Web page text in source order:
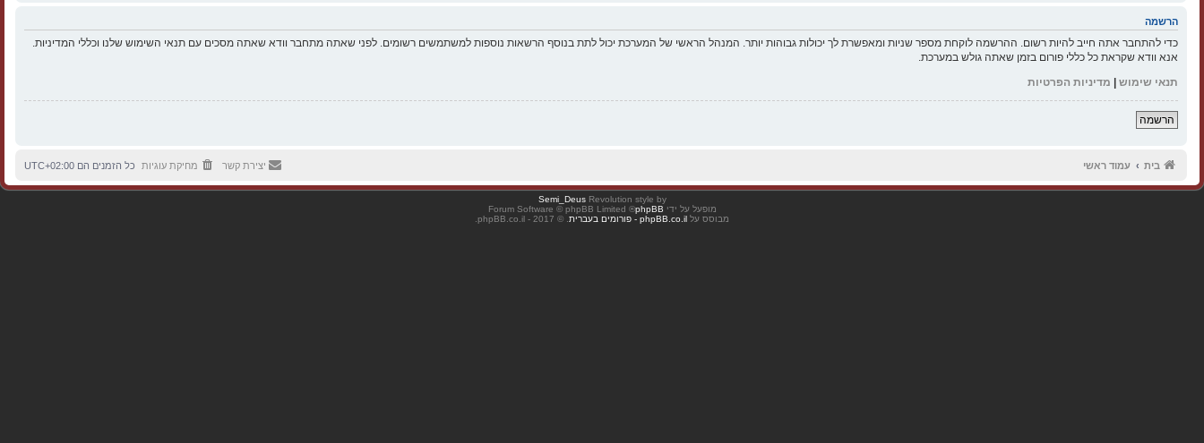
הרשמה
כדי להתחבר אתה חייב להיות רשום. ההרשמה לוקחת מספר שניות ומאפשרת לך יכולות גבוהות יותר. המנהל הראשי של המערכת יכול לתת בנוסף הרשאות נוספות למשתמשים רשומים. לפני שאתה מתחבר וודא שאתה מסכים עם תנאי השימוש שלנו וכללי המדיניות.
אנא וודא שקראת כל כללי פורום בזמן שאתה גולש במערכת.
תנאי שימוש | מדיניות הפרטיות
הרשמה
בית עמוד ראשי כל הזמנים הם UTC+02:00 מחיקת עוגיות יצירת קשר
Revolution style by
Semi_Deus
מופעל על ידי phpBB
® Forum Software © phpBB Limited
מבוסס על phpBB.co.il - פורומים בעברית . © 2017 - phpBB.co.il.